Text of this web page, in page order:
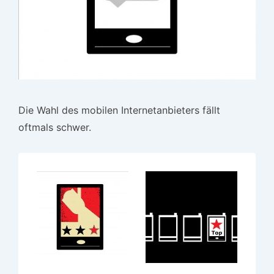
Die Wahl des mobilen Internetanbieters fällt
oftmals schwer.